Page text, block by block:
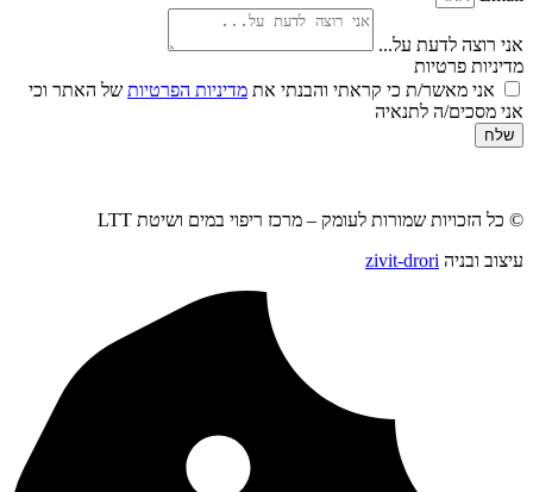
אני רוצה לדעת על...
מדיניות פרטיות
אני מאשר/ת כי קראתי והבנתי את מדיניות הפרטיות של האתר וכי
אני מסכים/ה לתנאיה
שלח
© כל הזכויות שמורות לעומק – מרכז ריפוי במים ושיטת LTT
עיצוב ובניה zivit-drori